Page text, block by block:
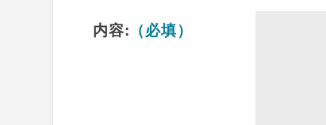
内容: （必填）